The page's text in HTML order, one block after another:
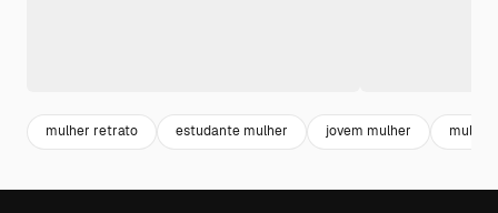
mulher retrato estudante mulher jovem mulher mulher